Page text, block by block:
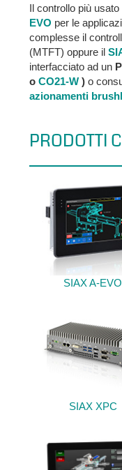
Il controllo più
EVO per le
complesse il
(MTFT) oppure il
interfacciato ad un
o CO21-W ) o
azionamenti
PRODOTTI
SIAX A-EVO
SIAX XPC